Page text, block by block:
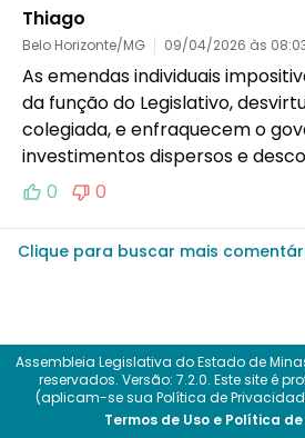
Thiago
Belo Horizonte/MG 09/04/2026 às
As emendas individuais
da função do Legislativo,
colegiada, e enfraquecem o
investimentos dispersos e
0
0
Clique para buscar mais
Assembleia Legislativa do Estado de
reservados. Versão: 7.2.0. Este site é
(aplicam-se sua Política de
Termos de Uso e Política